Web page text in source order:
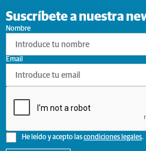
Suscríbete a nuestra
Nombre
He leído y acepto lascondiciones legales.
Email